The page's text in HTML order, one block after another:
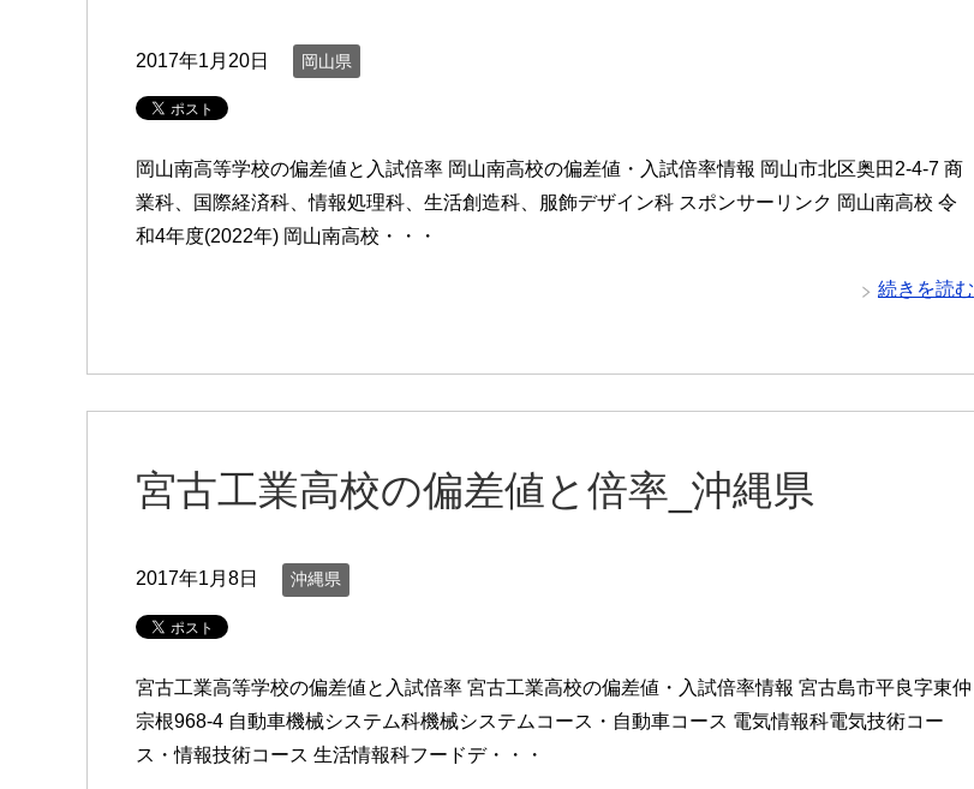
2017年1月20日 岡山県
岡山南高等学校の偏差値と入試倍率 岡山南高校の偏差値・入試倍率情報 岡山市北区奥田2-4-7 商
業科、国際経済科、情報処理科、生活創造科、服飾デザイン科 スポンサーリンク 岡山南高校 令
和4年度(2022年) 岡山南高校・・・
続きを読む
宮古工業高校の偏差値と倍率_沖縄県
2017年1月8日 沖縄県
宮古工業高等学校の偏差値と入試倍率 宮古工業高校の偏差値・入試倍率情報 宮古島市平良字東仲
宗根968-4 自動車機械システム科機械システムコース・自動車コース 電気情報科電気技術コー
ス・情報技術コース 生活情報科フードデ・・・